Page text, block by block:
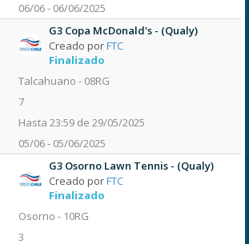
06/06 - 06/06/2025
G3 Copa McDonald's - (Qualy)
Creado porFTC
Finalizado
Talcahuano - 08RG
7
Hasta 23:59 de 29/05/2025
05/06 - 05/06/2025
G3 Osorno Lawn Tennis - (Qualy)
Creado porFTC
Finalizado
Osorno - 10RG
3